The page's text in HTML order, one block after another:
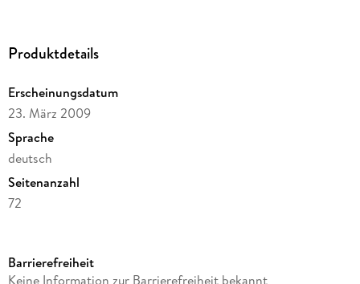
Adriana Hölszky, Nicolaus A. Huber, Jan Kopp und Benjamin
Ensemble Phorminx geschrieben. Buch und CD führen die
Einspielungen dieser Stücke mit dem Lithografienzyklus und
Beiträgen über Beckmanns Werk wie über die Kompositionen
zusammen.
Inhaltsverzeichnis
Ernst Wagner: Kein Ausstieg aus der Zeit - Volker
Blumenthaler über "Hoti Chronos" - Benjamin Schweitzer
Produktdetails
Erscheinungsdatum
23. März 2009
Sprache
deutsch
Seitenanzahl
72
Herausgegeben von
Barrierefreiheit
Keine Information zur Barrierefreiheit bekannt